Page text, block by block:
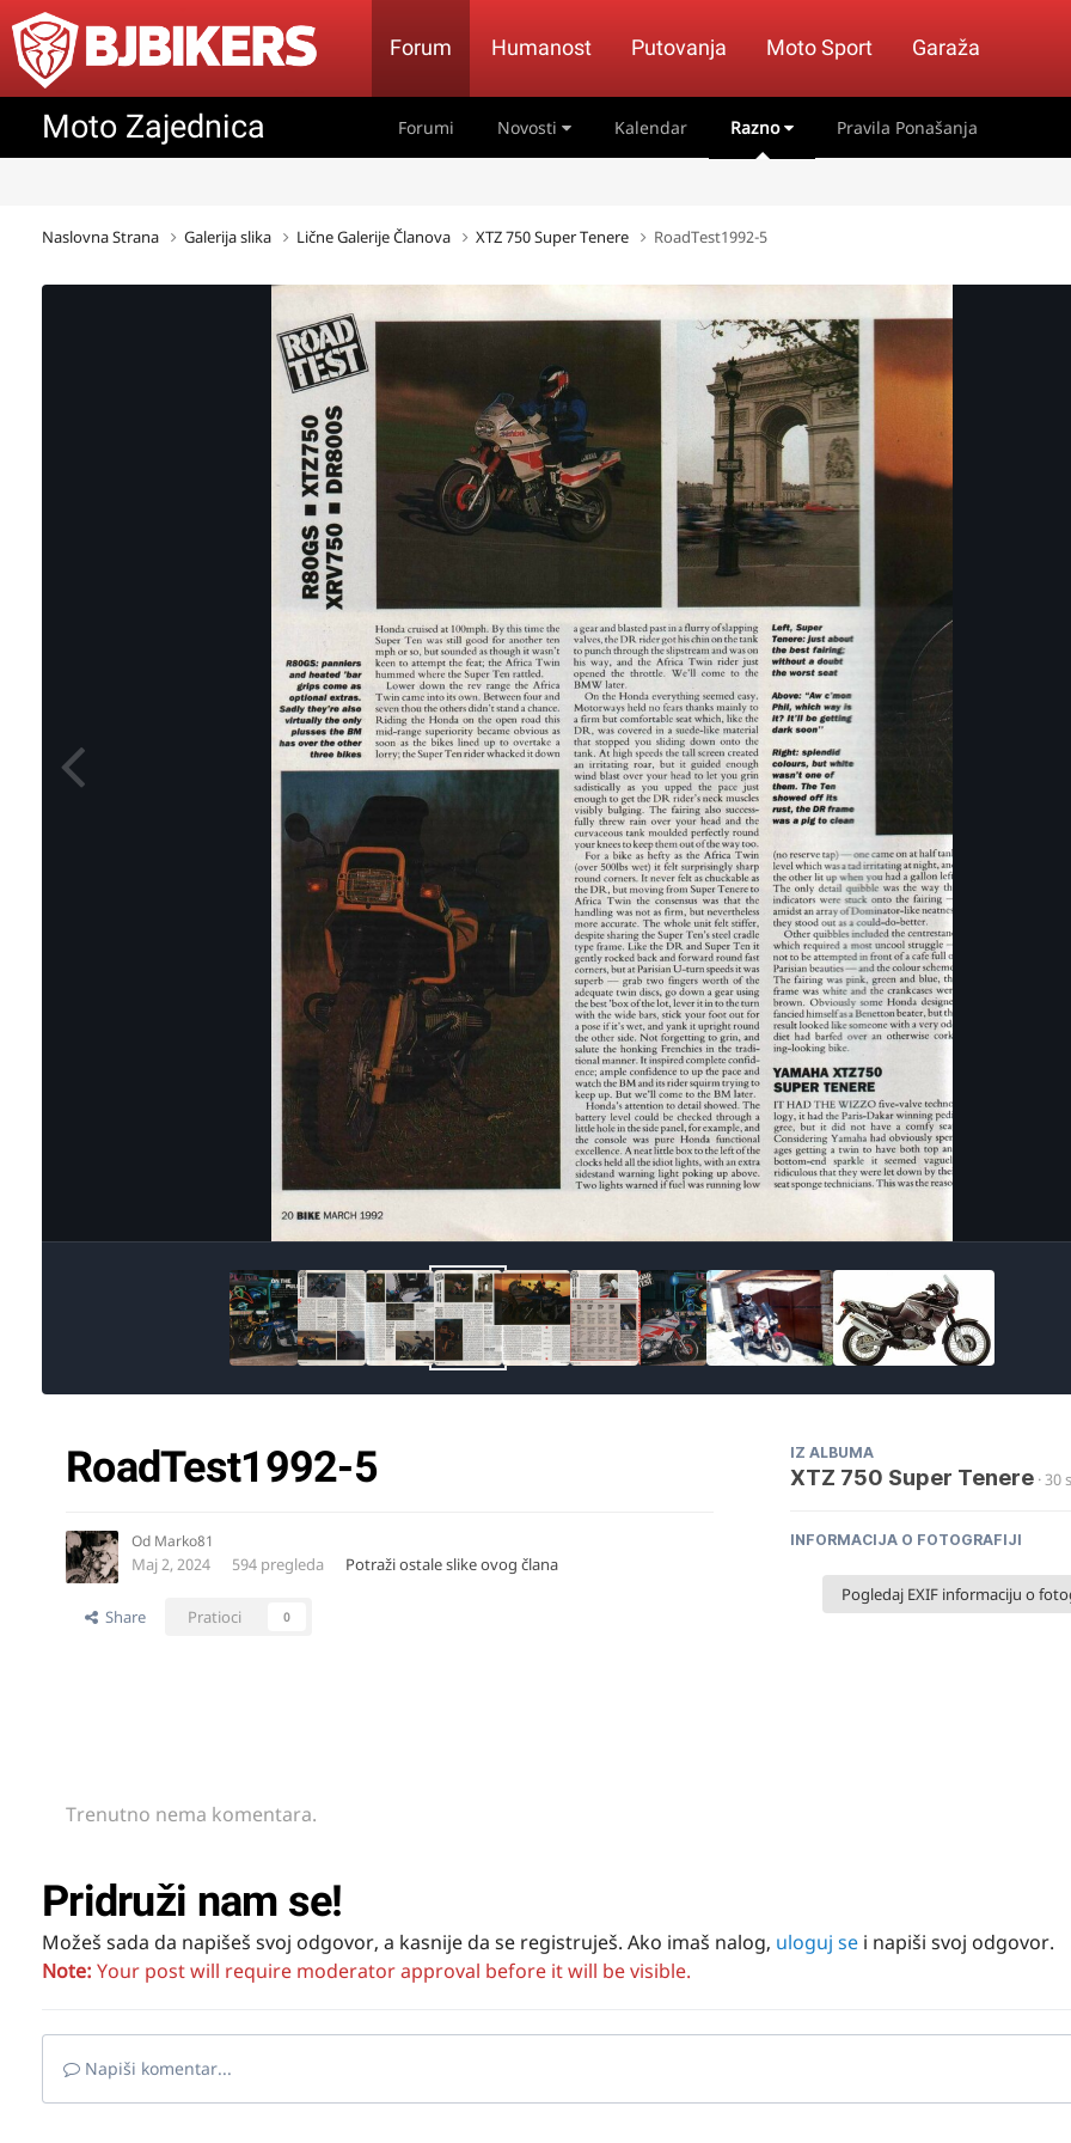
Forum Humanost Putovanja Moto Sport Garaža
Moto Zajednica Forumi Novosti Kalendar Razno Pravila Ponašanja
Naslovna Strana Galerija slika Lične Galerije Članova XTZ 750 Super Tenere RoadTest1992-5
RoadTest1992-5
Od Marko81
Maj 2, 2024 594 pregleda Potraži ostale slike ovog člana
Share Pratioci 0
IZ ALBUMA
XTZ 750 Super Tenere · 30
INFORMACIJA O FOTOGRAFIJI
Pogledaj EXIF informaciju o
Trenutno nema komentara.
Pridruži nam se!
Možeš sada da napišeš svoj odgovor, a kasnije da se registruješ. Ako imaš nalog, uloguj se i napiši svoj odgovor.
Note: Your post will require moderator approval before it will be visible.
Napiši komentar...